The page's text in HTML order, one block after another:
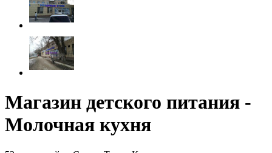
Магазин детского питания -
Молочная кухня